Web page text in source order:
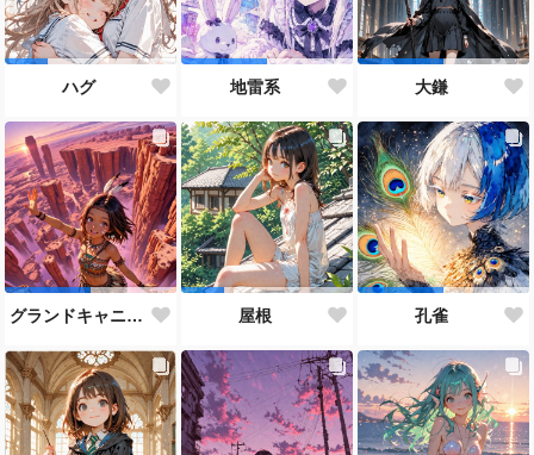
ハグ 地雷系 大鎌
グランドキャニオン 屋根 孔雀